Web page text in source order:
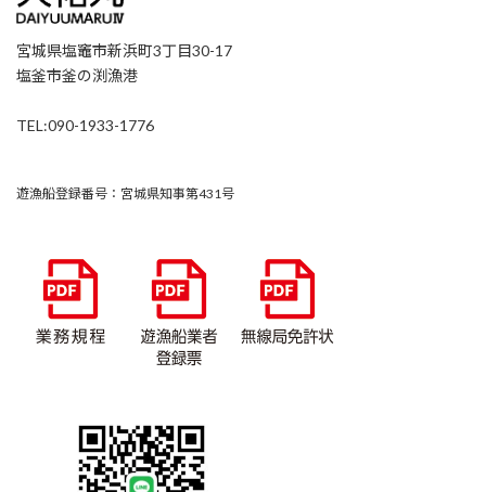
宮城県塩竈市新浜町3丁目30-17
塩釜市釜の渕漁港
TEL:090-1933-1776
遊漁船登録番号：宮城県知事第431号